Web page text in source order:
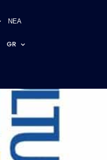
ΝΕΑ
GR